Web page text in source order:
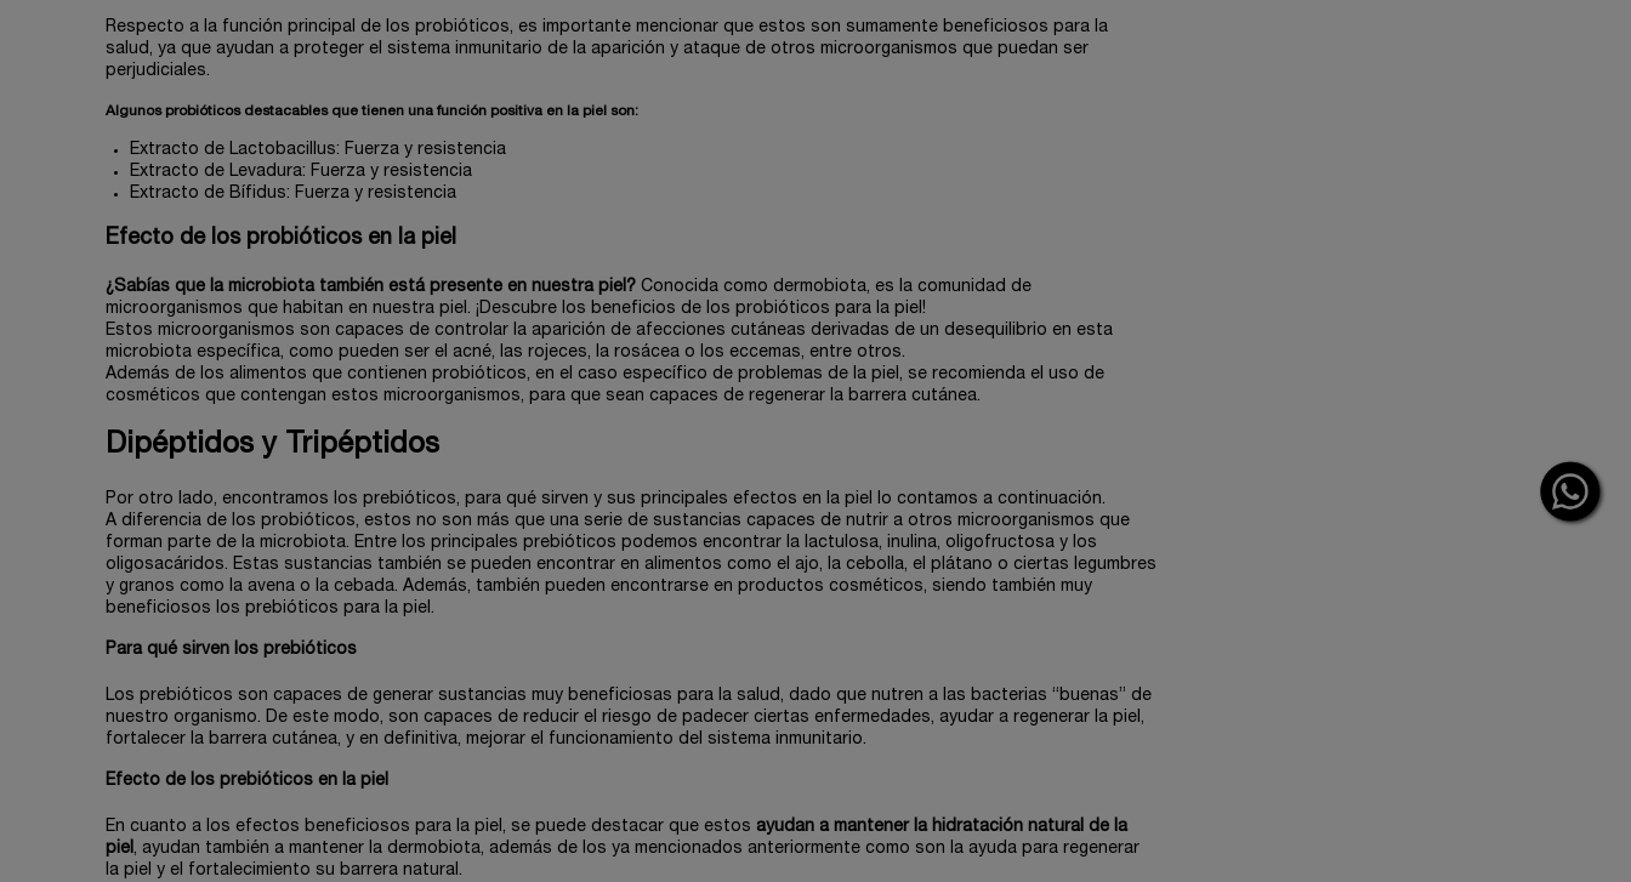
Respecto a la función principal de los probióticos, es importante mencionar que estos son sumamente beneficiosos para la
salud, ya que ayudan a proteger el sistema inmunitario de la aparición y ataque de otros microorganismos que puedan ser
perjudiciales.
Algunos probióticos destacables que tienen una función positiva en la piel son:
Extracto de Lactobacillus: Fuerza y resistencia
Extracto de Levadura: Fuerza y resistencia
Extracto de Bífidus: Fuerza y resistencia
Efecto de los probióticos en la piel
¿Sabías que la microbiota también está presente en nuestra piel? Conocida como dermobiota, es la comunidad de
microorganismos que habitan en nuestra piel. ¡Descubre los beneficios de los probióticos para la piel!
Estos microorganismos son capaces de controlar la aparición de afecciones cutáneas derivadas de un desequilibrio en esta
microbiota específica, como pueden ser el acné, las rojeces, la rosácea o los eccemas, entre otros.
Además de los alimentos que contienen probióticos, en el caso específico de problemas de la piel, se recomienda el uso de
cosméticos que contengan estos microorganismos, para que sean capaces de regenerar la barrera cutánea.
Dipéptidos y Tripéptidos
Por otro lado, encontramos los prebióticos, para qué sirven y sus principales efectos en la piel lo contamos a continuación.
A diferencia de los probióticos, estos no son más que una serie de sustancias capaces de nutrir a otros microorganismos que
forman parte de la microbiota. Entre los principales prebióticos podemos encontrar la lactulosa, inulina, oligofructosa y los
oligosacáridos. Estas sustancias también se pueden encontrar en alimentos como el ajo, la cebolla, el plátano o ciertas legumbres
y granos como la avena o la cebada. Además, también pueden encontrarse en productos cosméticos, siendo también muy
beneficiosos los prebióticos para la piel.
Para qué sirven los prebióticos
Los prebióticos son capaces de generar sustancias muy beneficiosas para la salud, dado que nutren a las bacterias “buenas” de
nuestro organismo. De este modo, son capaces de reducir el riesgo de padecer ciertas enfermedades, ayudar a regenerar la piel,
fortalecer la barrera cutánea, y en definitiva, mejorar el funcionamiento del sistema inmunitario.
Efecto de los prebióticos en la piel
En cuanto a los efectos beneficiosos para la piel, se puede destacar que estos ayudan a mantener la hidratación natural de la
piel , ayudan también a mantener la dermobiota, además de los ya mencionados anteriormente como son la ayuda para regenerar
la piel y el fortalecimiento su barrera natural.